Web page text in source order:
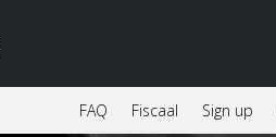
FAQ Fiscaal Sign up